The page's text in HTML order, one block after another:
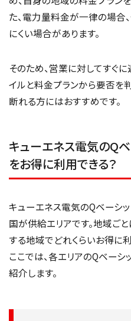
た、電力量料金が一律の場合
にくい場合があります。
そのため、営業に対してすぐ
イルと料金プランから要否を
断れる方にはおすすめです。
キューエネス電気のQ
をお得に利用できる？
キューエネス電気のQベーシ
国が供給エリアです。地域ご
する地域でどれくらいお得に
ここでは、各エリアのQベー
紹介します。